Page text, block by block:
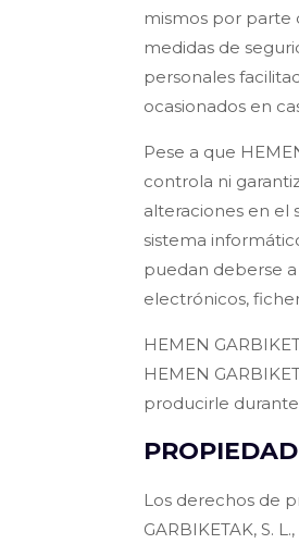
mismos por parte
medidas de
personales
ocasionados en
Pese a que
controla ni
alteraciones en el
sistema
puedan deberse
electrónicos,
HEMEN
HEMEN
producirle
Los derechos de
GARBIKETAK, S.